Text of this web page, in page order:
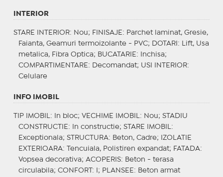
INTERIOR
STARE INTERIOR: Nou; FINISAJE : Parchet laminat, Gresie,
Faianta, Geamuri termoizolante - PVC;
DOTARI : Lift, Usa
metalica, Fibra Optica; BUCATARIE : Inchisa;
COMPARTIMENTARE : Decomandat; USI INTERIOR:
Celulare
INFO IMOBIL
TIP IMOBIL : In bloc; VECHIME IMOBIL : Nou; STADIU
CONSTRUCTIE : In constructie; STARE IMOBIL :
Exceptionala; STRUCTURA: Beton, Cadre;
IZOLATIE
EXTERIOARA: Tencuiala, Polistiren expandat; FATADA:
Vopsea decorativa; ACOPERIS: Beton - terasa
circulabila; CONFORT : I; PLANSEE : Beton armat